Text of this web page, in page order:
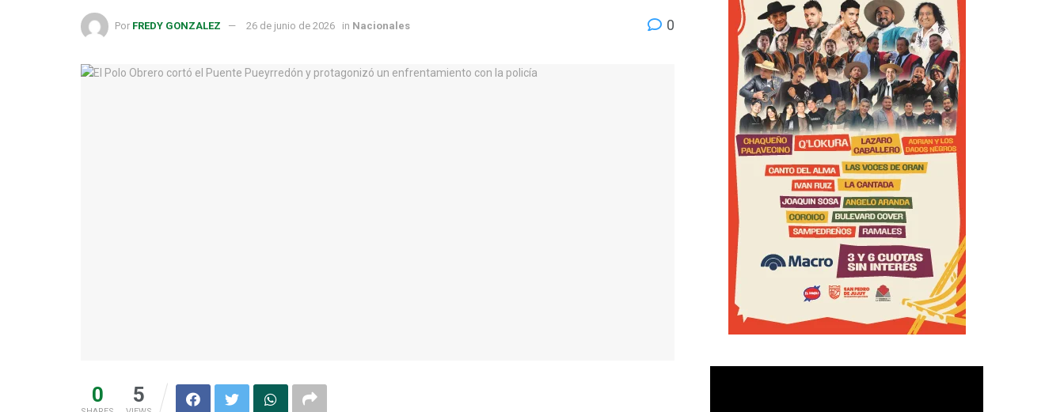
Por FREDY GONZALEZ 26 de junio de 2026 in Nacionales 0
0 5